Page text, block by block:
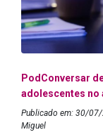
PodConversar
adolescentes no
Publicado em: 30/07/
Miguel